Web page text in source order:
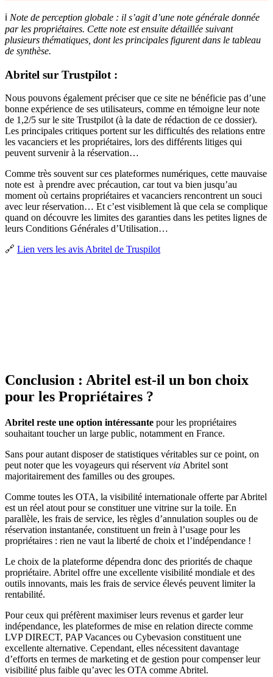
ℹ️ Note de perception globale : il s’agit d’une note générale donnée
par les propriétaires. Cette note est ensuite détaillée suivant
plusieurs thématiques, dont les principales figurent dans le tableau
de synthèse.
Abritel sur Trustpilot :
Nous pouvons également préciser que ce site ne bénéficie pas d’une
bonne expérience de ses utilisateurs, comme en témoigne leur note
de 1,2/5 sur le site Trustpilot (à la date de rédaction de ce dossier).
Les principales critiques portent sur les difficultés des relations entre
les vacanciers et les propriétaires, lors des différents litiges qui
peuvent survenir à la réservation…
Comme très souvent sur ces plateformes numériques, cette mauvaise
note est à prendre avec précaution, car tout va bien jusqu’au
moment où certains propriétaires et vacanciers rencontrent un souci
avec leur réservation… Et c’est visiblement là que cela se complique
quand on découvre les limites des garanties dans les petites lignes de
leurs Conditions Générales d’Utilisation…
🔗 Lien vers les avis Abritel de Truspilot
Conclusion : Abritel est-il un bon choix
pour les Propriétaires ?
Abritel reste une option intéressante pour les propriétaires
souhaitant toucher un large public, notamment en France.
Sans pour autant disposer de statistiques véritables sur ce point, on
peut noter que les voyageurs qui réservent via Abritel sont
majoritairement des familles ou des groupes.
Comme toutes les OTA, la visibilité internationale offerte par Abritel
est un réel atout pour se constituer une vitrine sur la toile. En
parallèle, les frais de service, les règles d’annulation souples ou de
réservation instantanée, constituent un frein à l’usage pour les
propriétaires : rien ne vaut la liberté de choix et l’indépendance !
Le choix de la plateforme dépendra donc des priorités de chaque
propriétaire. Abritel offre une excellente visibilité mondiale et des
outils innovants, mais les frais de service élevés peuvent limiter la
rentabilité.
Pour ceux qui préfèrent maximiser leurs revenus et garder leur
indépendance, les plateformes de mise en relation directe comme
LVP DIRECT, PAP Vacances ou Cybevasion constituent une
excellente alternative. Cependant, elles nécessitent davantage
d’efforts en termes de marketing et de gestion pour compenser leur
visibilité plus faible qu’avec les OTA comme Abritel.